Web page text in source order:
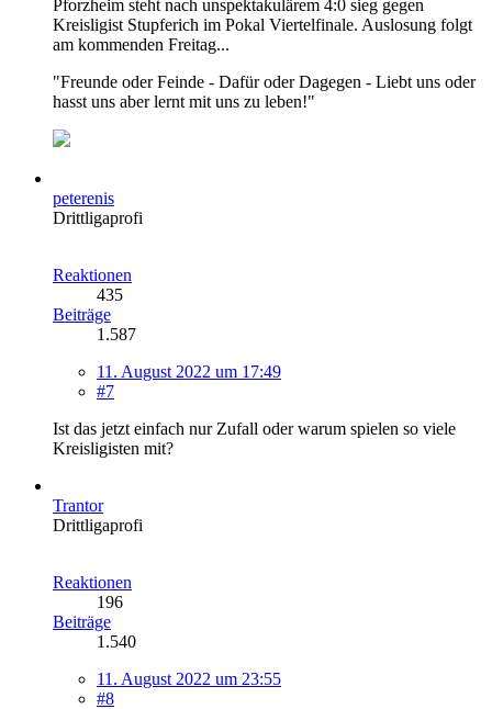
Pforzheim steht nach unspektakulärem 4:0 sieg gegen
Kreisligist Stupferich im Pokal Viertelfinale. Auslosung folgt
am kommenden Freitag...
"Freunde oder Feinde - Dafür oder Dagegen - Liebt uns oder
hasst uns aber lernt mit uns zu leben!"
peterenis
Drittligaprofi
Reaktionen
435
Beiträge
1.587
11. August 2022 um 17:49
#7
Ist das jetzt einfach nur Zufall oder warum spielen so viele
Kreisligisten mit?
Trantor
Drittligaprofi
Reaktionen
196
Beiträge
1.540
11. August 2022 um 23:55
#8